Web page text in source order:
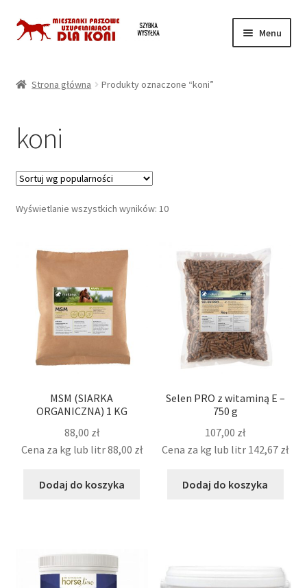
Przejdź
do
Przejdź
do
Menu
Moje konto
Regulamin
Twoja prywatność
Zamówienie
Kontakt
Strona główna Produkty oznaczone “koni”
koni
Wyświetlanie wszystkich wyników: 10Posortowane
MSM (SIARKA
ORGANICZNA) 1 KG
88,00 zł
Cena za kg lub litr88,00 zł
Dodaj do koszyka
Selen PRO z witaminą E –
750 g
107,00 zł
Cena za kg lub litr 142,67 zł
Dodaj do koszyka